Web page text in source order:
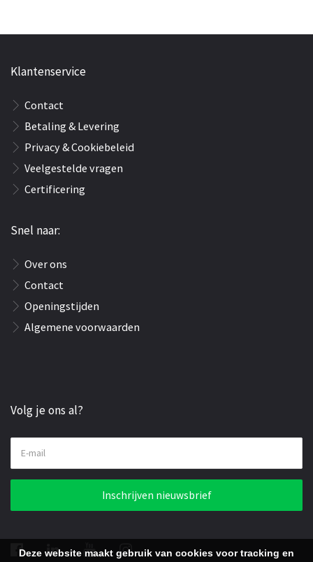
Klantenservice
Contact
Betaling & Levering
Privacy & Cookiebeleid
Veelgestelde vragen
Certificering
Snel naar:
Over ons
Contact
Openingstijden
Algemene voorwaarden
Volg je ons al?
E-mail
Inschrijven nieuwsbrief
Deze website maakt gebruik van cookies voor tracking en